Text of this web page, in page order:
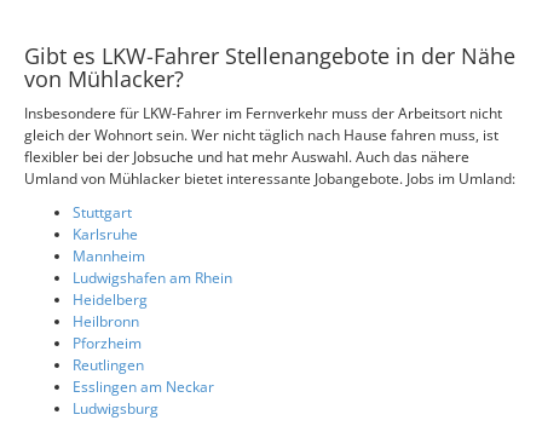
Gibt es LKW-Fahrer Stellenangebote in der Nähe
von Mühlacker?
Insbesondere für LKW-Fahrer im Fernverkehr muss der Arbeitsort nicht
gleich der Wohnort sein. Wer nicht täglich nach Hause fahren muss, ist
flexibler bei der Jobsuche und hat mehr Auswahl. Auch das nähere
Umland von Mühlacker bietet interessante Jobangebote. Jobs im Umland:
Stuttgart
Karlsruhe
Mannheim
Ludwigshafen am Rhein
Heidelberg
Heilbronn
Pforzheim
Reutlingen
Esslingen am Neckar
Ludwigsburg